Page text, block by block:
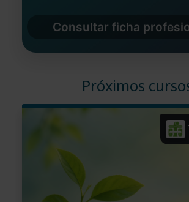
Consultar ficha
Próximos